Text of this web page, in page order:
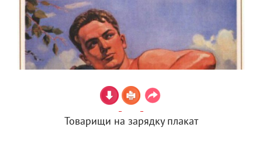
Товарищи на зарядку плакат